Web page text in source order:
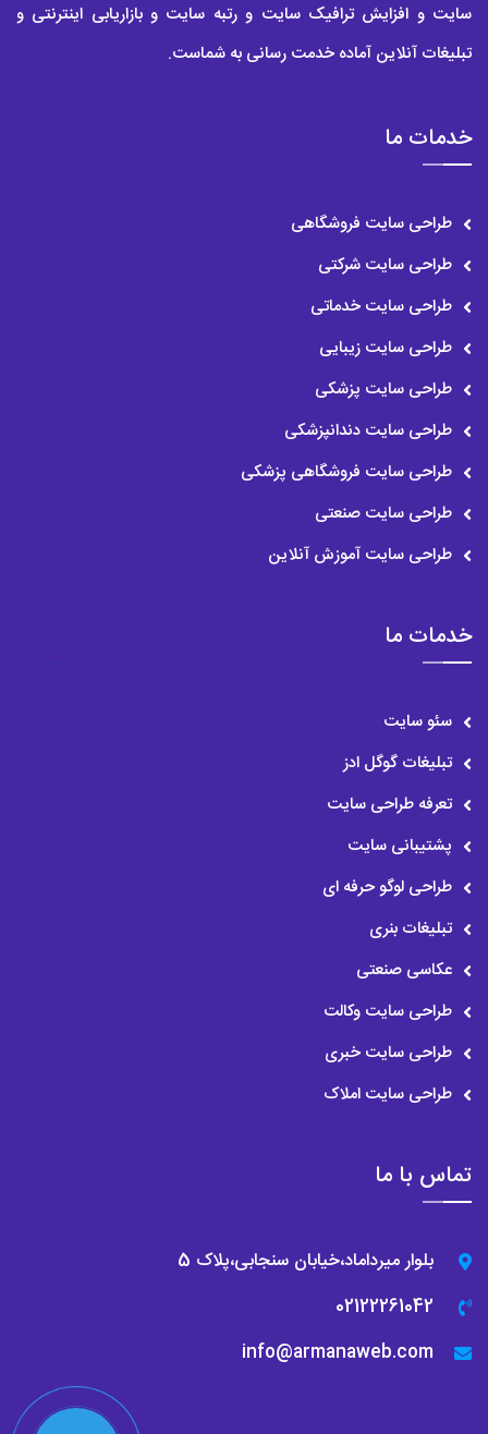
سایت و افزایش ترافیک سایت و رتبه سایت و بازاریابی اینترنتی و
تبلیغات آنلاین آماده خدمت رسانی به شماست.
خدمات ما
طراحی سایت فروشگاهی
طراحی سایت شرکتی
طراحی سایت خدماتی
طراحی سایت زیبایی
طراحی سایت پزشکی
طراحی سایت دندانپزشکی
طراحی سایت فروشگاهی پزشکی
طراحی سایت صنعتی
طراحی سایت آموزش آنلاین
خدمات ما
سئو سایت
تبلیغات گوگل ادز
تعرفه طراحی سایت
پشتیبانی سایت
طراحی لوگو حرفه ای
تبلیغات بنری
عکاسی صنعتی
طراحی سایت وکالت
طراحی سایت خبری
طراحی سایت املاک
تماس با ما
بلوار میرداماد،خیابان سنجابی،پلاک 5
02122261042
info@armanaweb.com